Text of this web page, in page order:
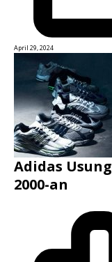
April 29, 2024
Adidas
2000-an